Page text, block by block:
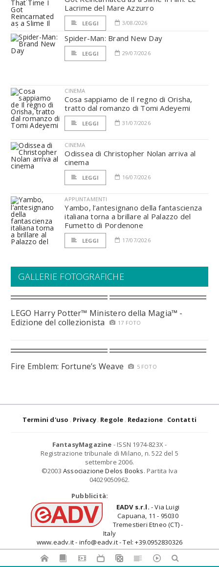
Lacrime del Mare Azzurro
LEGGI 3/08/2026
Spider-Man: Brand New Day
LEGGI 29/07/2026
CINEMA
Cosa sappiamo de Il regno di Orisha,
tratto dal romanzo di Tomi Adeyemi
LEGGI 31/07/2026
CINEMA
Odissea di Christopher Nolan arriva al
cinema
LEGGI 16/07/2026
APPUNTAMENTI
Yambo, l’antesignano della fantascienza
italiana torna a brillare al Palazzo del
Fumetto di Pordenone
LEGGI 17/07/2026
GALLERIE FOTOGRAFICHE
LEGO Harry Potter™ Ministero della Magia™ -
Edizione del collezionista
17 FOTO
Fire Emblem: Fortune’s Weave 5 FOTO
Termini d'uso Privacy Regole Redazione Contatti
FantasyMagazine - ISSN 1974-823X -
Registrazione tribunale di Milano, n. 522 del 5
settembre 2006.
©2003 Associazione Delos Books. Partita Iva
04029050962.
Pubblicità:
EADV s.r.l. - Via Luigi
Capuana, 11 - 95030
Tremestieri Etneo (CT) -
Italy
www.eadv.it - info@eadv.it - Tel: +39.0952830326